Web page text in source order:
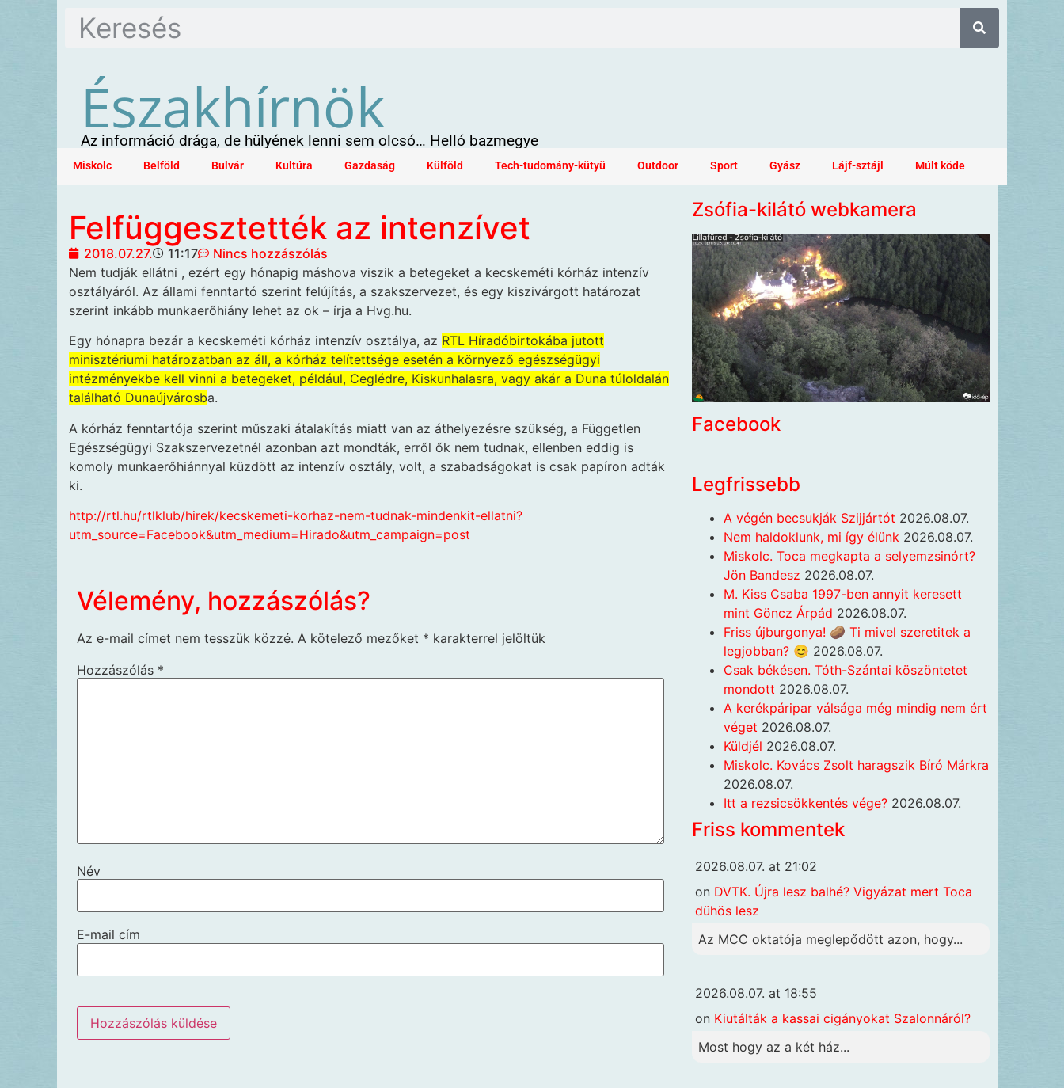
Északhírnök
Az információ drága, de hülyének lenni sem olcsó… Helló bazmegye
Miskolc Belföld Bulvár Kultúra Gazdaság Külföld Tech-tudomány-kütyü Outdoor Sport Gyász Lájf-sztájl Múlt köde
Felfüggesztették az intenzívet
2018.07.27. 11:17
Nincs hozzászólás
Nem tudják ellátni , ezért egy hónapig máshova viszik a betegeket a kecskeméti kórház intenzív
osztályáról. Az állami fenntartó szerint felújítás, a szakszervezet, és egy kiszivárgott határozat
szerint inkább munkaerőhiány lehet az ok – írja a Hvg.hu.
Egy hónapra bezár a kecskeméti kórház intenzív osztálya, az RTL Híradóbirtokába jutott
minisztériumi határozatban az áll, a kórház telítettsége esetén a környező egészségügyi
intézményekbe kell vinni a betegeket, például, Ceglédre, Kiskunhalasra, vagy akár a Duna túloldalán
található Dunaújvárosba.
A kórház fenntartója szerint műszaki átalakítás miatt van az áthelyezésre szükség, a Független
Egészségügyi Szakszervezetnél azonban azt mondták, erről ők nem tudnak, ellenben eddig is
komoly munkaerőhiánnyal küzdött az intenzív osztály, volt, a szabadságokat is csak papíron adták
ki.
http://rtl.hu/rtlklub/hirek/kecskemeti-korhaz-nem-tudnak-mindenkit-ellatni?
utm_source=Facebook&utm_medium=Hirado&utm_campaign=post
Vélemény, hozzászólás?
Az e-mail címet nem tesszük közzé. A kötelező mezőket * karakterrel jelöltük
Hozzászólás *
Név
E-mail cím
Zsófia-kilátó webkamera
Facebook
Legfrissebb
A végén becsukják Szijjártót 2026.08.07.
Nem haldoklunk, mi így élünk 2026.08.07.
Miskolc. Toca megkapta a selyemzsinórt?
Jön Bandesz 2026.08.07.
M. Kiss Csaba 1997-ben annyit keresett
mint Göncz Árpád 2026.08.07.
Friss újburgonya! 🥔 Ti mivel szeretitek a
legjobban? 😊 2026.08.07.
Csak békésen. Tóth-Szántai köszöntetet
mondott 2026.08.07.
A kerékpáripar válsága még mindig nem ért
véget 2026.08.07.
Küldjél 2026.08.07.
Miskolc. Kovács Zsolt haragszik Bíró Márkra
2026.08.07.
Itt a rezsicsökkentés vége? 2026.08.07.
Friss kommentek
2026.08.07. at 21:02
on DVTK. Újra lesz balhé? Vigyázat mert Toca
dühös lesz
Az MCC oktatója meglepődött azon, hogy...
2026.08.07. at 18:55
on Kiutálták a kassai cigányokat Szalonnáról?
Most hogy az a két ház...